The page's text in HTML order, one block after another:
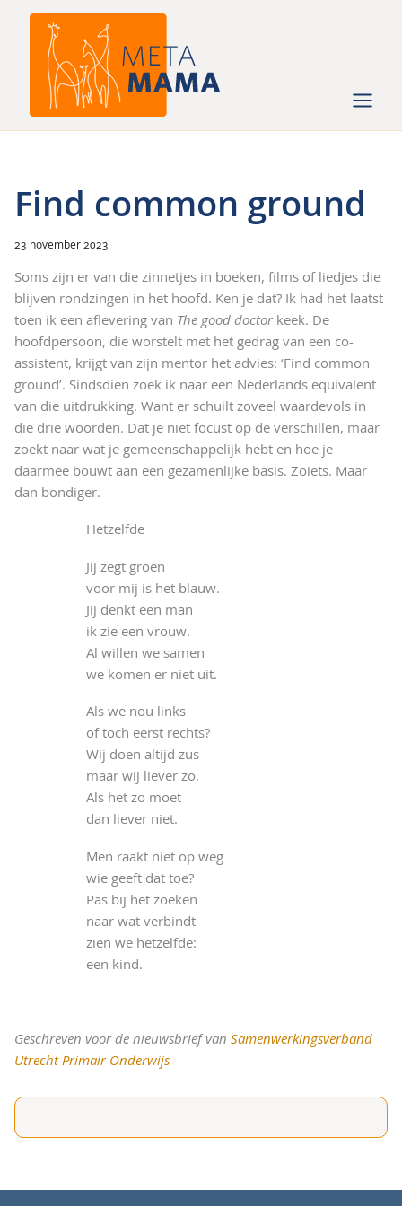
Find common ground
23 november 2023
Soms zijn er van die zinnetjes in boeken, films of liedjes die
blijven rondzingen in het hoofd. Ken je dat? Ik had het laatst
toen ik een aflevering van The good doctorkeek. De
hoofdpersoon, die worstelt met het gedrag van een co-
assistent, krijgt van zijn mentor het advies: ‘Find common
ground’. Sindsdien zoek ik naar een Nederlands equivalent
van die uitdrukking. Want er schuilt zoveel waardevols in
die drie woorden. Dat je niet focust op de verschillen, maar
zoekt naar wat je gemeenschappelijk hebt en hoe je
daarmee bouwt aan een gezamenlijke basis. Zoiets. Maar
dan bondiger.
Hetzelfde
Jij zegt groen
voor mij is het blauw.
Jij denkt een man
ik zie een vrouw.
Al willen we samen
we komen er niet uit.
Als we nou links
of toch eerst rechts?
Wij doen altijd zus
maar wij liever zo.
Als het zo moet
dan liever niet.
Men raakt niet op weg
wie geeft dat toe?
Pas bij het zoeken
naar wat verbindt
zien we hetzelfde:
een kind.
Geschreven voor de nieuwsbrief van Samenwerkingsverband
Utrecht Primair Onderwijs